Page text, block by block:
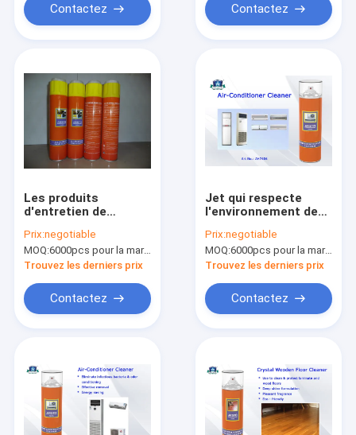
Contactez Contactez
Les produits
d'entretien de
décapant de
mousse/les
décapants en cuir
d'ameublement de
jet
Prix:negotiable
MOQ:6000pcs pour la marque d'Aristo, 15000pcs pour la marque de client
Trouvez les derniers prix
Contactez
Jet qui respecte
l'environnement de
climatiseur de
produits de décapant
de ménage pour la
Prix:negotiable
MOQ:6000pcs pour la marque d'Aristo, 15000pcs pour la marque de client
Trouvez les derniers prix
Contactez